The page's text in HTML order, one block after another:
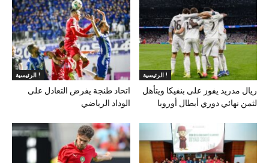
الرئيسية !
اتحاد طنجة يفرض التعادل على
الوداد الرياضي
الرئيسية !
ريال مدريد يفوز على بنفيكا ويتأهل
لثمن نهائي دوري أبطال أوروبا